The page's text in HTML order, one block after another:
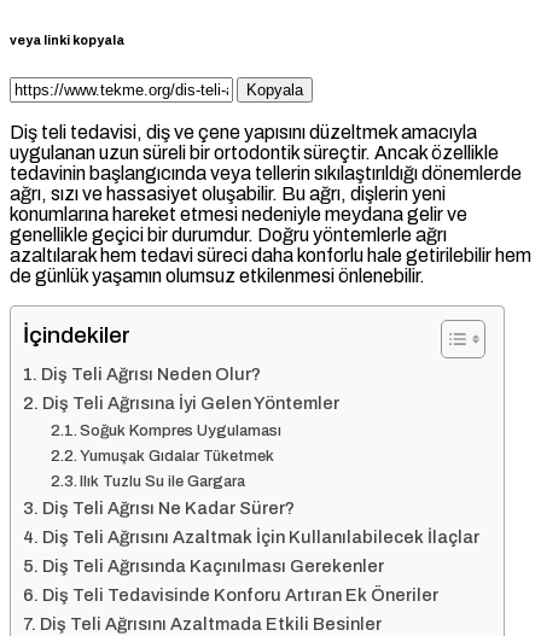
veya linki kopyala
Kopyala
Diş teli tedavisi, diş ve çene yapısını düzeltmek amacıyla
uygulanan uzun süreli bir ortodontik süreçtir. Ancak özellikle
tedavinin başlangıcında veya tellerin sıkılaştırıldığı dönemlerde
ağrı, sızı ve hassasiyet oluşabilir. Bu ağrı, dişlerin yeni
konumlarına hareket etmesi nedeniyle meydana gelir ve
genellikle geçici bir durumdur. Doğru yöntemlerle ağrı
azaltılarak hem tedavi süreci daha konforlu hale getirilebilir hem
de günlük yaşamın olumsuz etkilenmesi önlenebilir.
İçindekiler
Diş Teli Ağrısı Neden Olur?
Diş Teli Ağrısına İyi Gelen Yöntemler
Soğuk Kompres Uygulaması
Yumuşak Gıdalar Tüketmek
Ilık Tuzlu Su ile Gargara
Diş Teli Ağrısı Ne Kadar Sürer?
Diş Teli Ağrısını Azaltmak İçin Kullanılabilecek İlaçlar
Diş Teli Ağrısında Kaçınılması Gerekenler
Diş Teli Tedavisinde Konforu Artıran Ek Öneriler
Diş Teli Ağrısını Azaltmada Etkili Besinler